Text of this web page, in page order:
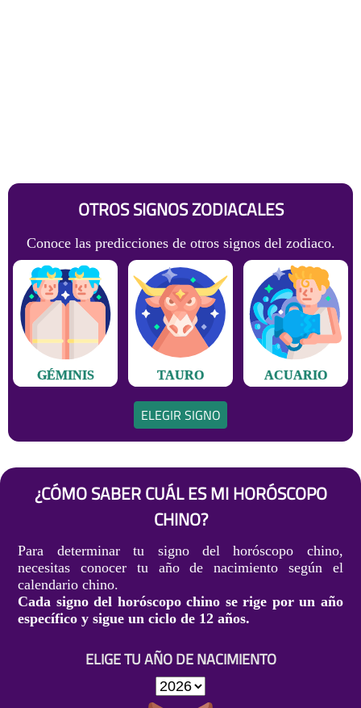
OTROS SIGNOS ZODIACALES
Conoce las predicciones de otros signos del zodiaco.
GÉMINIS TAURO ACUARIO
ELEGIR SIGNO
¿CÓMO SABER CUÁL ES MI HORÓSCOPO
CHINO?
Para determinar tu signo del horóscopo chino,
necesitas conocer tu año de nacimiento según el
calendario chino.
Cada signo del horóscopo chino se rige por un año
específico y sigue un ciclo de 12 años.
ELIGE TU AÑO DE NACIMIENTO